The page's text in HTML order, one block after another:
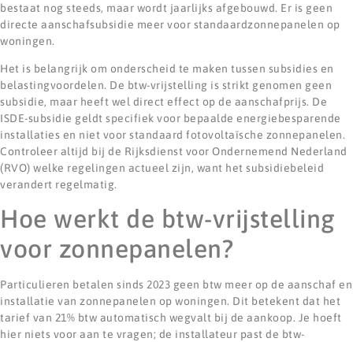
bestaat nog steeds, maar wordt jaarlijks afgebouwd. Er is geen
directe aanschafsubsidie meer voor standaardzonnepanelen op
woningen.
Het is belangrijk om onderscheid te maken tussen subsidies en
belastingvoordelen. De btw-vrijstelling is strikt genomen geen
subsidie, maar heeft wel direct effect op de aanschafprijs. De
ISDE-subsidie geldt specifiek voor bepaalde energiebesparende
installaties en niet voor standaard fotovoltaïsche zonnepanelen.
Controleer altijd bij de Rijksdienst voor Ondernemend Nederland
(RVO) welke regelingen actueel zijn, want het subsidiebeleid
verandert regelmatig.
Hoe werkt de btw-vrijstelling
voor zonnepanelen?
Particulieren betalen sinds 2023 geen btw meer op de aanschaf en
installatie van zonnepanelen op woningen. Dit betekent dat het
tarief van 21% btw automatisch wegvalt bij de aankoop. Je hoeft
hier niets voor aan te vragen; de installateur past de btw-